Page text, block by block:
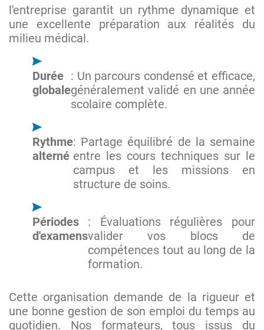
l'entreprise garantit un rythme dynamique et
une excellente préparation aux réalités du
milieu médical.
Durée
globale
: Un parcours condensé et efficace,
généralement validé en une année
scolaire complète.
Rythme
alterné
: Partage équilibré de la semaine
entre les cours techniques sur le
campus et les missions en
structure de soins.
Périodes
d'examens
: Évaluations régulières pour
valider vos blocs de
compétences tout au long de la
formation.
Cette organisation demande de la rigueur et
une bonne gestion de son emploi du temps au
quotidien. Nos formateurs, tous issus du